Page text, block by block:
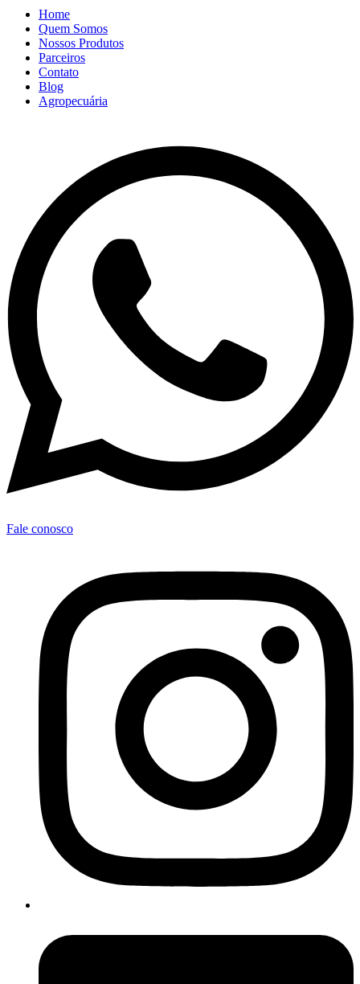
Home
Quem Somos
Nossos Produtos
Parceiros
Contato
Blog
Agropecuária
Fale conosco